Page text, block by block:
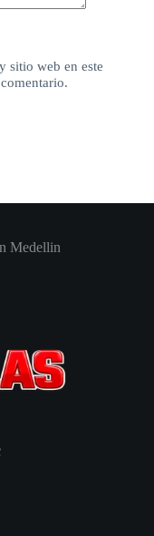
sitio web en este
Medellin